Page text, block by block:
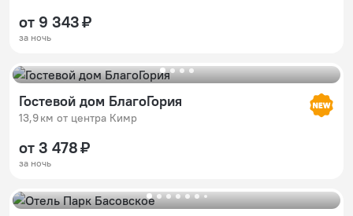
от 9 343 ₽
за ночь
Гостевой дом БлагоГория
13,9 км от центра Кимр
от 3 478 ₽
за ночь